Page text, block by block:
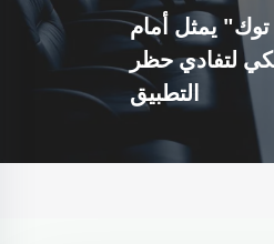
يمثل أمام
لتفادي حظر
التطبيق